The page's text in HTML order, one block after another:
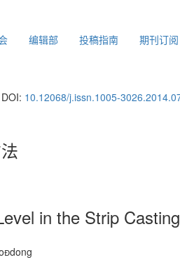
编辑部 投稿指南 期刊订阅
DOI: 10.12068/j.issn.1005-
in the Strip